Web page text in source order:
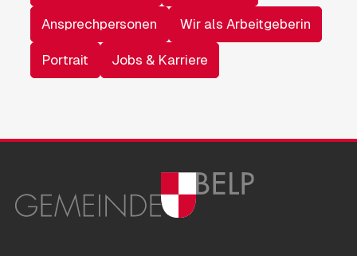
Ansprechpersonen Wir als Arbeitgeberin
Portrait Jobs & Karriere